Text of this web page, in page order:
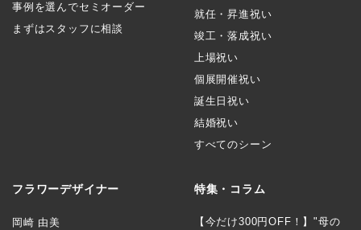
事例を選んでセミオーダー
まずはスタッフに相談
就任・昇進祝い
竣工・落成祝い
上場祝い
個展開催祝い
誕生日祝い
結婚祝い
すべてのシーン
フラワーデザイナー
岡崎 由美
特集・コラム
【今だけ300円OFF！】"母の